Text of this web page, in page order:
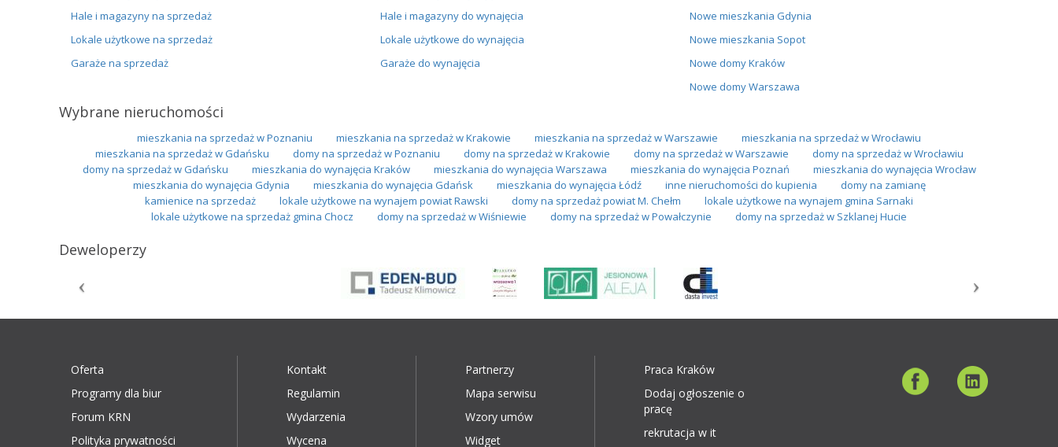
Hale i magazyny na sprzedaż
Lokale użytkowe na sprzedaż
Garaże na sprzedaż
Hale i magazyny do wynajęcia
Lokale użytkowe do wynajęcia
Garaże do wynajęcia
Nowe mieszkania Gdynia
Nowe mieszkania Sopot
Nowe domy Kraków
Nowe domy Warszawa
Wybrane nieruchomości
mieszkania na sprzedaż w Poznaniu mieszkania na sprzedaż w Krakowie mieszkania na sprzedaż w Warszawie
mieszkania na sprzedaż w Wrocławiu
mieszkania na sprzedaż w Gdańsku
domy na sprzedaż w Poznaniu domy na sprzedaż w Krakowie domy na sprzedaż w Warszawie
domy na sprzedaż w Wrocławiu
domy na sprzedaż w Gdańsku
mieszkania do wynajęcia Kraków mieszkania do wynajęcia Warszawa mieszkania do wynajęcia Poznań
mieszkania do wynajęcia Wrocław
mieszkania do wynajęcia Gdynia
mieszkania do wynajęcia Gdańsk mieszkania do wynajęcia Łódź inne nieruchomości do kupienia
domy na zamianę
kamienice na sprzedaż
lokale użytkowe na wynajem powiat Rawski domy na sprzedaż powiat M. Chełm
lokale użytkowe na wynajem gmina Sarnaki
lokale użytkowe na sprzedaż gmina Chocz
domy na sprzedaż w Wiśniewie domy na sprzedaż w Powałczynie domy na sprzedaż w Szklanej Hucie
Deweloperzy
Oferta
Programy dla biur
Forum KRN
Polityka prywatności
Kontakt
Regulamin
Wydarzenia
Wycena
Partnerzy
Mapa serwisu
Wzory umów
Widget
Praca Kraków
Dodaj ogłoszenie o
pracę
rekrutacja w it